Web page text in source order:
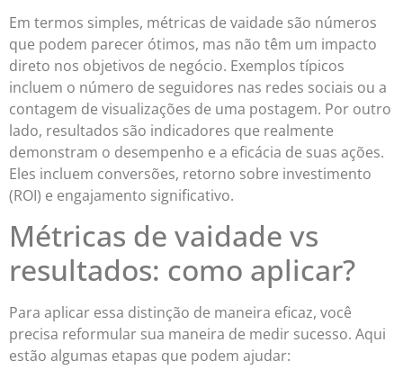
Em termos simples, métricas de vaidade são números
que podem parecer ótimos, mas não têm um impacto
direto nos objetivos de negócio. Exemplos típicos
incluem o número de seguidores nas redes sociais ou a
contagem de visualizações de uma postagem. Por outro
lado, resultados são indicadores que realmente
demonstram o desempenho e a eficácia de suas ações.
Eles incluem conversões, retorno sobre investimento
(ROI) e engajamento significativo.
Métricas de vaidade vs
resultados: como aplicar?
Para aplicar essa distinção de maneira eficaz, você
precisa reformular sua maneira de medir sucesso. Aqui
estão algumas etapas que podem ajudar: